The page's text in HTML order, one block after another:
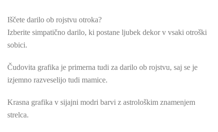
Iščete darilo ob rojstvu otroka?
Izberite simpatično darilo, ki postane ljubek dekor v vsaki otroški
sobici.
Čudovita grafika je primerna tudi za darilo ob rojstvu, saj se je
izjemno razveselijo tudi mamice.
Krasna grafika v sijajni modri barvi z astrološkim znamenjem
strelca.